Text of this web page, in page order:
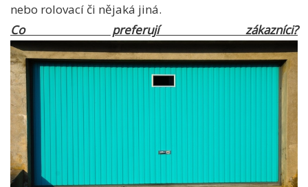
nebo rolovací či nějaká jiná.
Co preferují zákazníci?